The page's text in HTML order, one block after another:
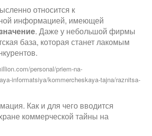
относится к
информацией, имеющей
. Даже у небольшой фирмы
база, которая станет лакомым
personal/priem-na-
informatsiya/kommercheskaya-tajna/raznitsa-